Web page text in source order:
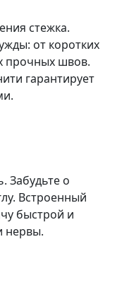
стежка.
от коротких
прочных швов.
гарантирует
о
Встроенный
быстрой и
нервы.